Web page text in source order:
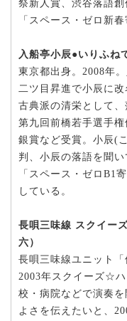
祭新人賞、渋谷落語創
「スペース・ゼロ新
入船亭小辰●いりふね
東京都出身。2008年
二ツ目昇進で小辰に改
古典派の清栄として、
第九回前橋若手選手権
銀賞など受賞。小辰(
判、小辰の落語を聞い
「スペース・ゼロB1
している。
長唄三味線 スクイー
六）
長唄三味線ユニット「
2003年スクイーズ☆
校・病院などで演奏
よさを伝えたいと、